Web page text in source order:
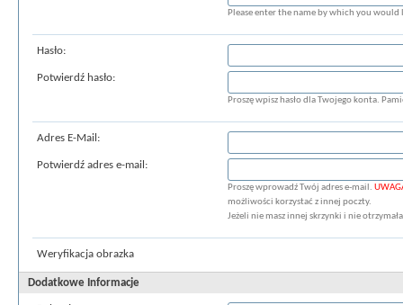
Please enter the name by which you
Hasło:
Potwierdź hasło:
Proszę wpisz hasło dla Twojego konta.
Adres E-Mail:
Potwierdź adres e-mail:
Proszę wprowadź Twój adres e-mail.
możliwości korzystać z innej poczty.
Jeżeli nie masz innej skrzynki i nie
Weryfikacja obrazka
Dodatkowe Informacje